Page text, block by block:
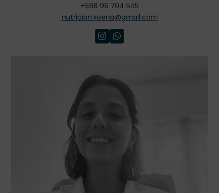
+598 96 704 545
nutricion.koena@gmail.com